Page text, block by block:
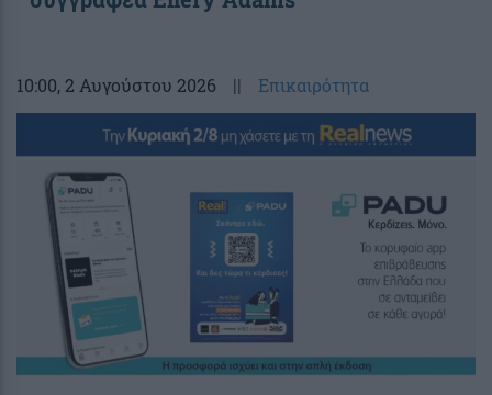
10:00, 2 Αυγούστου 2026 || Επικαιρότητα